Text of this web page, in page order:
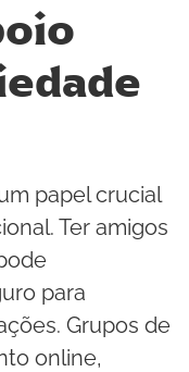
papel crucial
Ter amigos
para
Grupos de
online,